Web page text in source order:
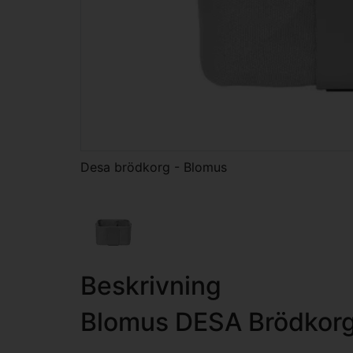
Desa brödkorg - Blomus
Beskrivning
Blomus DESA